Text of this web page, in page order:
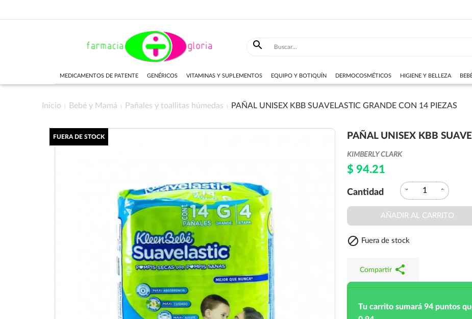

MEDICAMENTOS DE PATENTE GENÉRICOS VITAMINAS Y SUPLEMENTOS EQUIPO Y BOTIQUÍN DERMOCOSMÉTICOS HIGIENE Y BELLEZA
Inicio Bebé y Mamá Pañales y toallitas húmedas PAÑAL UNISEX KBB SUAVELASTIC GRANDE CON 14 PIEZAS
FUERA DE STOCK PAÑAL UNISEX KBB
KIMBERLY CLARK
$ 94.21
Cantidad expand_more expand_less
AÑADIR AL CARRITO
 Fuera de stock
Compartir share
Tu carrito sumará 94 puntos